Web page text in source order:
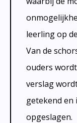
leerling op
Van de
ouders
verslag
getekend en
opgeslagen.